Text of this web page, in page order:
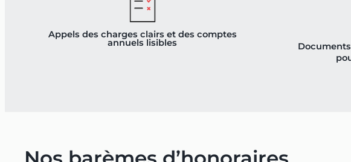
Appels des charges clairs et des comptes
annuels lisibles